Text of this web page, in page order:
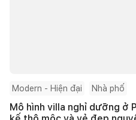
Modern - Hiện đại Nhà phố
Mô hình villa nghỉ dưỡng ở